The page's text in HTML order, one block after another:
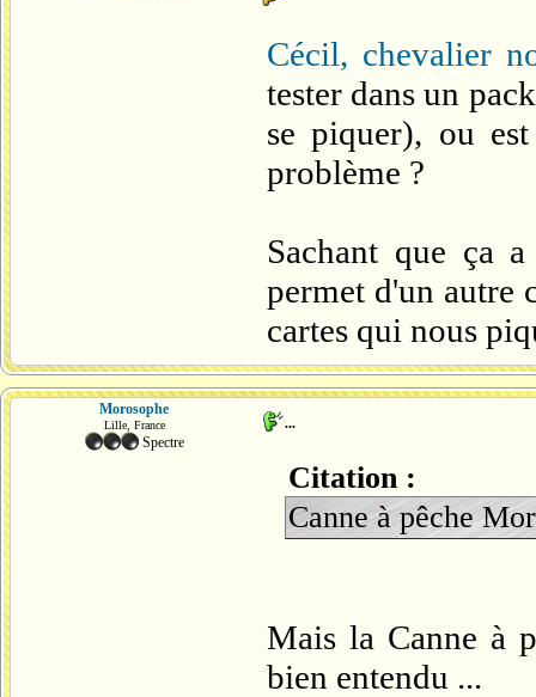
Cécil, chevalier
tester dans un
se piquer), ou
problème ?
Sachant que ça
permet d'un autre
cartes qui nous
Morosophe
Lille, France
Spectre
...
Citation :
Canne à pêche
Mais la Canne à
bien entendu ...